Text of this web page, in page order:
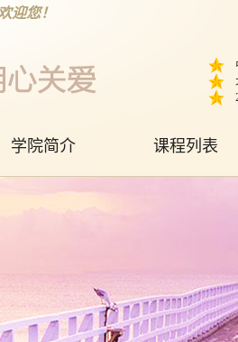
迎您！
学院简介 课程列表